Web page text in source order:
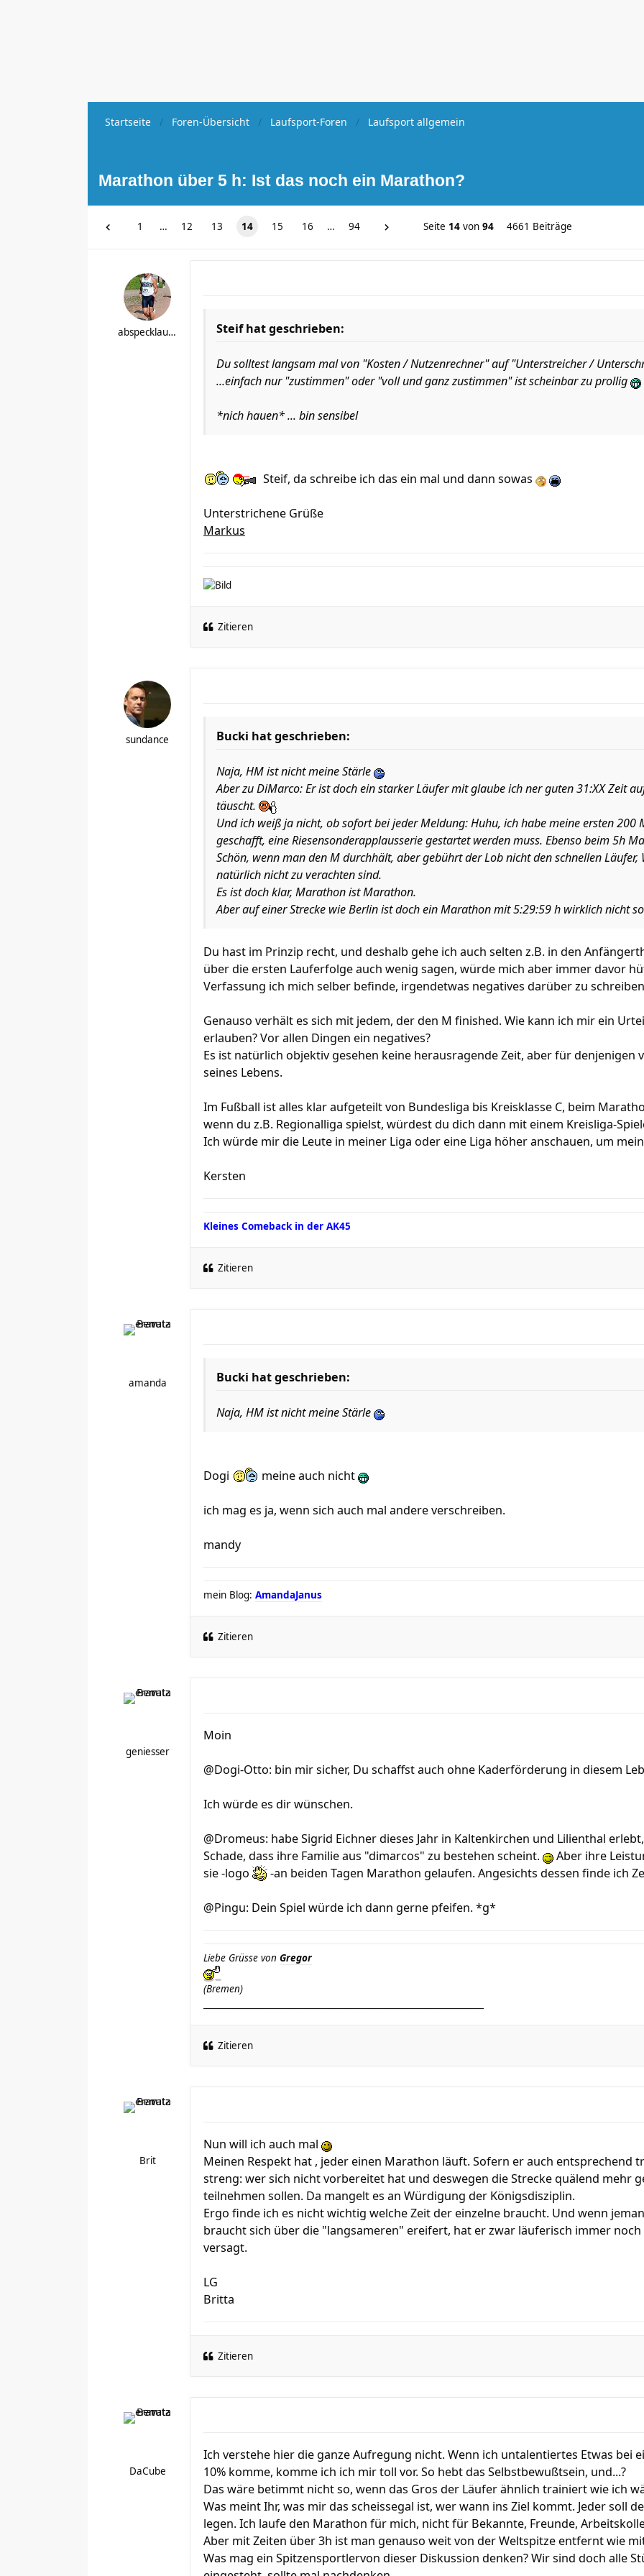
Startseite Foren-Übersicht Laufsport-Foren Laufsport allgemein
Marathon über 5 h: Ist das noch ein Marathon?
1 … 12 13 14 15 16 … 94 Seite 14 von 94 4661 Beiträge
abspecklaufbaer Steif hat geschrieben:
Du solltest langsam mal von "Kosten / Nutzenrechner" auf "Unterstreicher /
...einfach nur "zustimmen" oder "voll und ganz zustimmen" ist scheinbar zu prollig
*nich hauen* ... bin sensibel
Steif, da schreibe ich das ein mal und dann sowas
Unterstrichene Grüße
Markus
Zitieren
sundance Bucki hat geschrieben:
Naja, HM ist nicht meine Stärle
Aber zu DiMarco: Er ist doch ein starker Läufer mit glaube ich ner guten 31:XX Zeit
täuscht.
Und ich weiß ja nicht, ob sofort bei jeder Meldung: Huhu, ich habe meine ersten 200
geschafft, eine Riesensonderapplausserie gestartet werden muss. Ebenso beim 5h
Schön, wenn man den M durchhält, aber gebührt der Lob nicht den schnellen
natürlich nicht zu verachten sind.
Es ist doch klar, Marathon ist Marathon.
Aber auf einer Strecke wie Berlin ist doch ein Marathon mit 5:29:59 h wirklich nicht
Du hast im Prinzip recht, und deshalb gehe ich auch selten z.B. in den
über die ersten Lauferfolge auch wenig sagen, würde mich aber immer davor
Verfassung ich mich selber befinde, irgendetwas negatives darüber zu
Genauso verhält es sich mit jedem, der den M finished. Wie kann ich mir ein
erlauben? Vor allen Dingen ein negatives?
Es ist natürlich objektiv gesehen keine herausragende Zeit, aber für denjenigen
seines Lebens.
Im Fußball ist alles klar aufgeteilt von Bundesliga bis Kreisklasse C, beim
wenn du z.B. Regionalliga spielst, würdest du dich dann mit einem Kreisliga-
Ich würde mir die Leute in meiner Liga oder eine Liga höher anschauen, um
Kersten
Kleines Comeback in der AK45
Zitieren
amanda Bucki hat geschrieben:
Naja, HM ist nicht meine Stärle
Dogi meine auch nicht
ich mag es ja, wenn sich auch mal andere verschreiben.
mandy
mein Blog: AmandaJanus
Zitieren
geniesser
Moin
@Dogi-Otto: bin mir sicher, Du schaffst auch ohne Kaderförderung in diesem
Ich würde es dir wünschen.
@Dromeus: habe Sigrid Eichner dieses Jahr in Kaltenkirchen und Lilienthal
Schade, dass ihre Familie aus "dimarcos" zu bestehen scheint.
Aber ihre
sie -logo
-an beiden Tagen Marathon gelaufen. Angesichts dessen finde ich
@Pingu: Dein Spiel würde ich dann gerne pfeifen. *g*
Liebe Grüsse von Gregor
(Bremen)
Zitieren
Brit
Nun will ich auch mal
Meinen Respekt hat , jeder einen Marathon läuft. Sofern er auch entsprechend
streng: wer sich nicht vorbereitet hat und deswegen die Strecke quälend mehr
teilnehmen sollen. Da mangelt es an Würdigung der Königsdisziplin.
Ergo finde ich es nicht wichtig welche Zeit der einzelne braucht. Und wenn
braucht sich über die "langsameren" ereifert, hat er zwar läuferisch immer
versagt.
LG
Britta
Zitieren
DaCube
Ich verstehe hier die ganze Aufregung nicht. Wenn ich untalentiertes Etwas bei
10% komme, komme ich ich mir toll vor. So hebt das Selbstbewußtsein, und...?
Das wäre betimmt nicht so, wenn das Gros der Läufer ähnlich trainiert wie ich
Was meint Ihr, was mir das scheissegal ist, wer wann ins Ziel kommt. Jeder soll
legen. Ich laufe den Marathon für mich, nicht für Bekannte, Freunde,
Aber mit Zeiten über 3h ist man genauso weit von der Weltspitze entfernt wie
Was mag ein Spitzensportlervon dieser Diskussion denken? Wir sind doch alle